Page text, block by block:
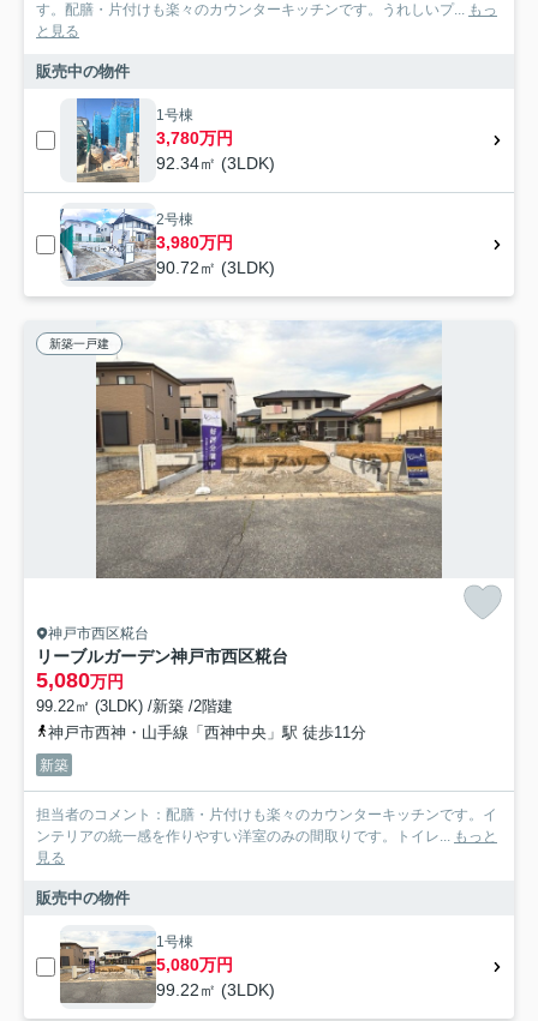
す。配膳・片付けも楽々のカウンターキッチンです。うれしいプ... もっ
と見る
販売中の物件
1号棟
3,780万円
92.34㎡ (3LDK)
2号棟
3,980万円
90.72㎡ (3LDK)
新築一戸建
神戸市西区糀台
リーブルガーデン神戸市西区糀台
5,080万円
99.22㎡ (3LDK) /新築 /2階建
神戸市西神・山手線「西神中央」駅 徒歩11分
新築
担当者のコメント：配膳・片付けも楽々のカウンターキッチンです。イ
ンテリアの統一感を作りやすい洋室のみの間取りです。トイレ... もっと
見る
販売中の物件
1号棟
5,080万円
99.22㎡ (3LDK)